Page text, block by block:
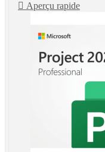
 Aperçu rapide